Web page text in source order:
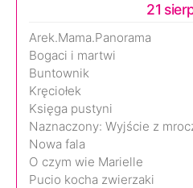
21
Arek.Mama.Panorama
Bogaci i martwi
Buntownik
Kręciołek
Księga pustyni
Naznaczony: Wyjście z
Nowa fala
O czym wie Marielle
Pucio kocha zwierzaki